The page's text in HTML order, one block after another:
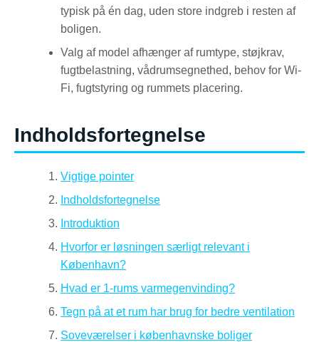
typisk på én dag, uden store indgreb i resten af
boligen.
Valg af model afhænger af rumtype, støjkrav,
fugtbelastning, vådrumsegnethed, behov for Wi-
Fi, fugtstyring og rummets placering.
Indholdsfortegnelse
Vigtige pointer
Indholdsfortegnelse
Introduktion
Hvorfor er løsningen særligt relevant i
København?
Hvad er 1-rums varmegenvinding?
Tegn på at et rum har brug for bedre ventilation
Soveværelser i københavnske boliger